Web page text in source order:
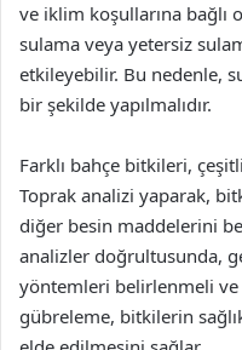
ve iklim koşullarına bağlı
sulama veya yetersiz
etkileyebilir. Bu nedenle,
bir şekilde yapılmalıdır.
Farklı bahçe bitkileri,
Toprak analizi yaparak,
diğer besin maddelerini
analizler doğrultusunda,
yöntemleri belirlenmeli ve
gübreleme, bitkilerin